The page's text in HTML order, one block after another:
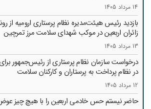
14 مرداد 1405
بازدید رئیس هیئت‌مدیره نظام پرستاری ارومیه از
زائران اربعین در موکب شهدای سلامت مرز تمرچین
13 مرداد 1405
درخواست سازمان نظام پرستاری از رئیس‌جمهور
در نظام پرداخت به پرستاران و کارکنان سلامت
12 مرداد 1405
حاضر نیستم حس خادمی اربعین را با هیچ چیز